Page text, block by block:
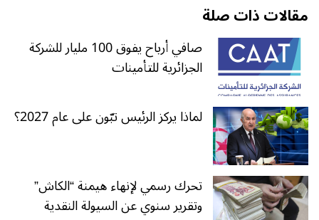
مقالات ذات صلة
صافي أرباح يفوق 100 مليار للشركة
الجزائرية للتأمينات
لماذا يركز الرئيس تبّون على عام 2027؟
تحرك رسمي لإنهاء هيمنة “الكاش”
وتقرير سنوي عن السيولة النقدية